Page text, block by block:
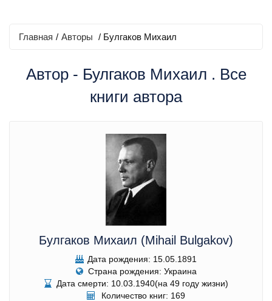
Главная / Авторы / Булгаков Михаил
Автор - Булгаков Михаил . Все
книги автора
Булгаков Михаил (Mihail Bulgakov)
Дата рождения: 15.05.1891
Страна рождения: Украина
Дата смерти: 10.03.1940(на 49 году жизни)
Количество книг: 169